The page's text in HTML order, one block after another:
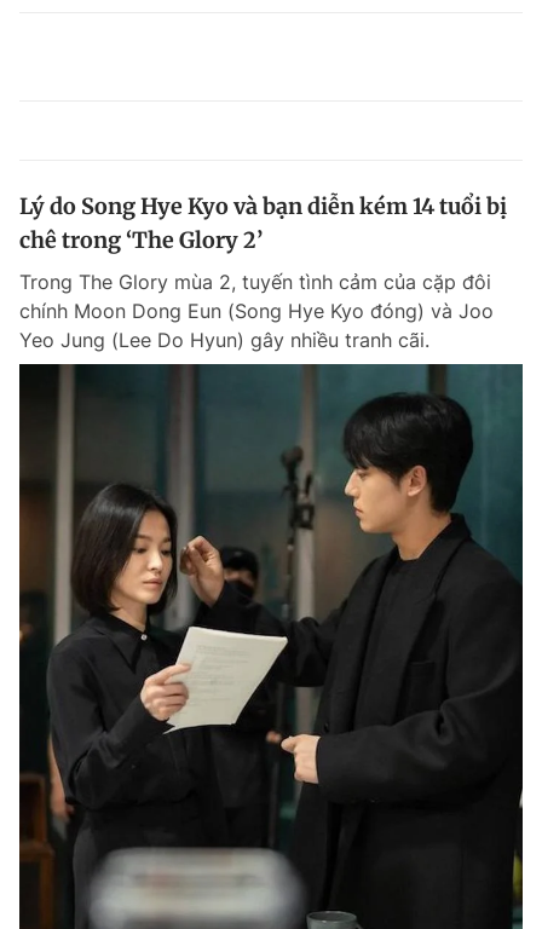
Lý do Song Hye Kyo và bạn diễn kém 14 tuổi bị
chê trong ‘The Glory 2’
Trong The Glory mùa 2, tuyến tình cảm của cặp đôi
chính Moon Dong Eun (Song Hye Kyo đóng) và Joo
Yeo Jung (Lee Do Hyun) gây nhiều tranh cãi.